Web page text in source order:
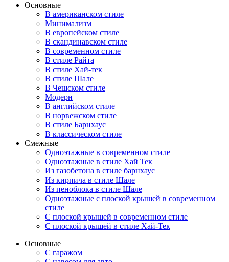
Основные
В американском стиле
Минимализм
В европейском стиле
В скандинавском стиле
В современном стиле
В стиле Райта
В стиле Хай-тек
В стиле Шале
В Чешском стиле
Модерн
В английском стиле
В норвежском стиле
В стиле Барнхаус
В классическом стиле
Смежные
Одноэтажные в современном стиле
Одноэтажные в стиле Хай Тек
Из газобетона в стиле барнхаус
Из кирпича в стиле Шале
Из пеноблока в стиле Шале
Одноэтажные с плоской крышей в современном
стиле
С плоской крышей в современном стиле
С плоской крышей в стиле Хай-Тек
Основные
С гаражом